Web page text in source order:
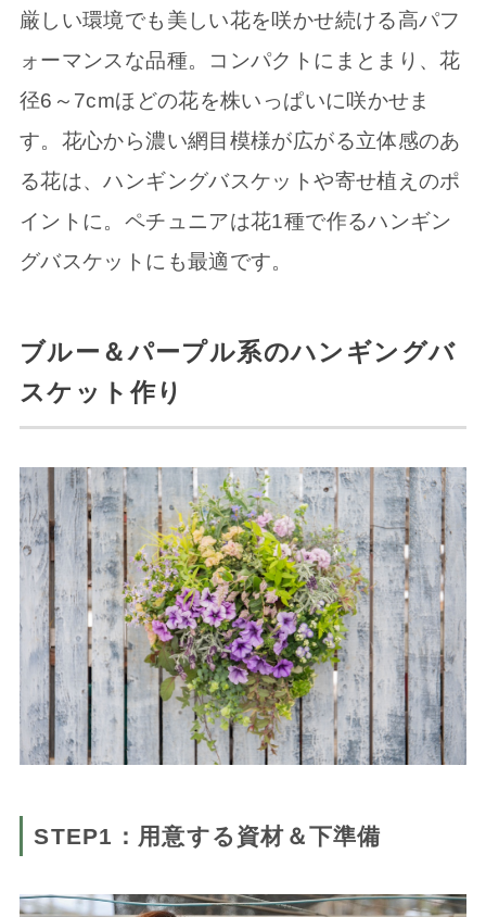
厳しい環境でも美しい花を咲かせ続ける高パフ
ォーマンスな品種。コンパクトにまとまり、花
径6～7cmほどの花を株いっぱいに咲かせま
す。花心から濃い網目模様が広がる立体感のあ
る花は、ハンギングバスケットや寄せ植えのポ
イントに。ペチュニアは花1種で作るハンギン
グバスケットにも最適です。
ブルー＆パープル系のハンギングバ
スケット作り
STEP1：用意する資材＆下準備